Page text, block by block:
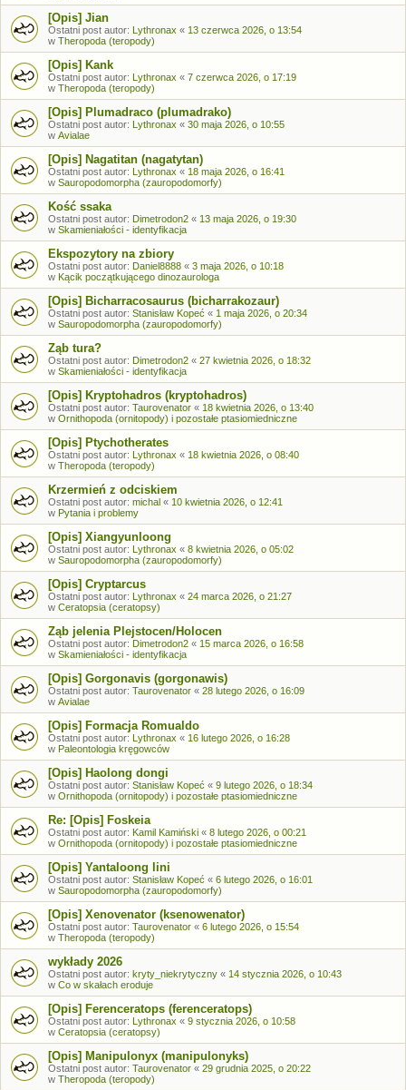
[Opis] Jian
Ostatni post autor: Lythronax « 13 czerwca 2026, o 13:54
w Theropoda (teropody)
[Opis] Kank
Ostatni post autor: Lythronax « 7 czerwca 2026, o 17:19
w Theropoda (teropody)
[Opis] Plumadraco (plumadrako)
Ostatni post autor: Lythronax « 30 maja 2026, o 10:55
w Avialae
[Opis] Nagatitan (nagatytan)
Ostatni post autor: Lythronax « 18 maja 2026, o 16:41
w Sauropodomorpha (zauropodomorfy)
Kość ssaka
Ostatni post autor: Dimetrodon2 « 13 maja 2026, o 19:30
w Skamieniałości - identyfikacja
Ekspozytory na zbiory
Ostatni post autor: Daniel8888 « 3 maja 2026, o 10:18
w Kącik początkującego dinozaurologa
[Opis] Bicharracosaurus (bicharrakozaur)
Ostatni post autor: Stanisław Kopeć « 1 maja 2026, o 20:34
w Sauropodomorpha (zauropodomorfy)
Ząb tura?
Ostatni post autor: Dimetrodon2 « 27 kwietnia 2026, o 18:32
w Skamieniałości - identyfikacja
[Opis] Kryptohadros (kryptohadros)
Ostatni post autor: Taurovenator « 18 kwietnia 2026, o 13:40
w Ornithopoda (ornitopody) i pozostałe ptasiomiedniczne
[Opis] Ptychotherates
Ostatni post autor: Lythronax « 18 kwietnia 2026, o 08:40
w Theropoda (teropody)
Krzermień z odciskiem
Ostatni post autor: michal « 10 kwietnia 2026, o 12:41
w Pytania i problemy
[Opis] Xiangyunloong
Ostatni post autor: Lythronax « 8 kwietnia 2026, o 05:02
w Sauropodomorpha (zauropodomorfy)
[Opis] Cryptarcus
Ostatni post autor: Lythronax « 24 marca 2026, o 21:27
w Ceratopsia (ceratopsy)
Ząb jelenia Plejstocen/Holocen
Ostatni post autor: Dimetrodon2 « 15 marca 2026, o 16:58
w Skamieniałości - identyfikacja
[Opis] Gorgonavis (gorgonawis)
Ostatni post autor: Taurovenator « 28 lutego 2026, o 16:09
w Avialae
[Opis] Formacja Romualdo
Ostatni post autor: Lythronax « 16 lutego 2026, o 16:28
w Paleontologia kręgowców
[Opis] Haolong dongi
Ostatni post autor: Stanisław Kopeć « 9 lutego 2026, o 18:34
w Ornithopoda (ornitopody) i pozostałe ptasiomiedniczne
Re: [Opis] Foskeia
Ostatni post autor: Kamil Kamiński « 8 lutego 2026, o 00:21
w Ornithopoda (ornitopody) i pozostałe ptasiomiedniczne
[Opis] Yantaloong lini
Ostatni post autor: Stanisław Kopeć « 6 lutego 2026, o 16:01
w Sauropodomorpha (zauropodomorfy)
[Opis] Xenovenator (ksenowenator)
Ostatni post autor: Taurovenator « 6 lutego 2026, o 15:54
w Theropoda (teropody)
wykłady 2026
Ostatni post autor: kryty_niekrytyczny « 14 stycznia 2026, o 10:43
w Co w skałach eroduje
[Opis] Ferenceratops (ferenceratops)
Ostatni post autor: Lythronax « 9 stycznia 2026, o 10:58
w Ceratopsia (ceratopsy)
[Opis] Manipulonyx (manipulonyks)
Ostatni post autor: Taurovenator « 29 grudnia 2025, o 20:22
w Theropoda (teropody)